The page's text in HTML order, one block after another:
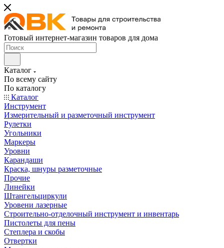
Готовый интернет-магазин товаров для дома
Каталог
По всему сайту
По каталогу
Каталог
Инструмент
Измерительный и разметочный инструмент
Рулетки
Угольники
Маркеры
Уровни
Карандаши
Краска, шнуры разметочные
Прочие
Линейки
Штангельциркули
Уровени лазерные
Строительно-отделочный инструмент и инвентарь
Пистолеты для пены
Степлера и скобы
Отвертки